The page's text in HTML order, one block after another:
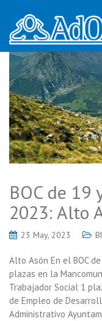
BOC de 19
2023: Alto
23 May, 2023
Alto Asón En el BOC
plazas en la
Trabajador Social 1
de Empleo de
Administrativo